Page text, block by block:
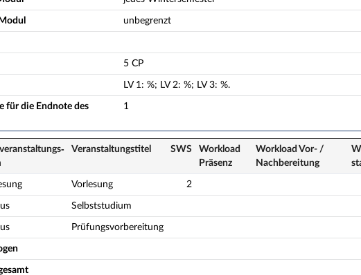
unbegrenzt
5 CP
LV 1: %; LV 2: %; LV 3: %.
für die Endnote des
1
Veranstaltungs­titel SWS
Workload
Präsenz
Workload Vor- /
Nach­bereitung
Vorlesung 2
Selbststudium
Prüfungsvorbereitung